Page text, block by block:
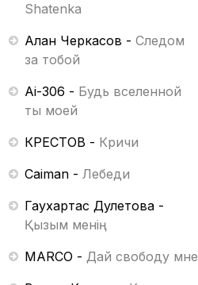
Shatenka
Алан Черкасов - Следом
за тобой
Ai-306 - Будь вселенной
ты моей
КРЕСТОВ - Кричи
Caiman - Лебеди
Гаухартас Дәулетова -
Қызым менің
MARCO - Дай свободу мне